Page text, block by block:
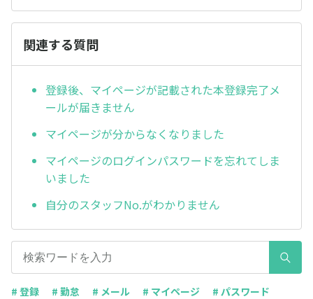
関連する質問
登録後、マイページが記載された本登録完了メ
ールが届きません
マイページが分からなくなりました
マイページのログインパスワードを忘れてしま
いました
自分のスタッフNo.がわかりません
# 登録 # 勤怠 # メール # マイページ # パスワード